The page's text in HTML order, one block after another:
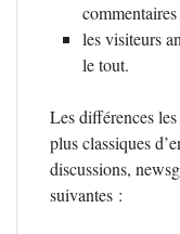
les visiteurs
le tout.
Les différences
plus classiques
discussions,
suivantes :